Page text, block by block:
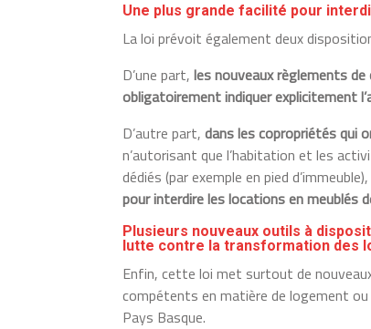
Une plus grande facilité pour
La loi prévoit également deux
D’une part,les nouveaux règlements
obligatoirement indiquer explicitement
D’autre part,dans les copropriétés qui
n’autorisant que l’habitation et les
dédiés (par exemple en pied
pour interdire les locations en meublés
Plusieurs nouveaux outils à
lutte contre la transformation des
Enfin, cette loi met surtout de
compétents en matière de logement ou
Pays Basque.